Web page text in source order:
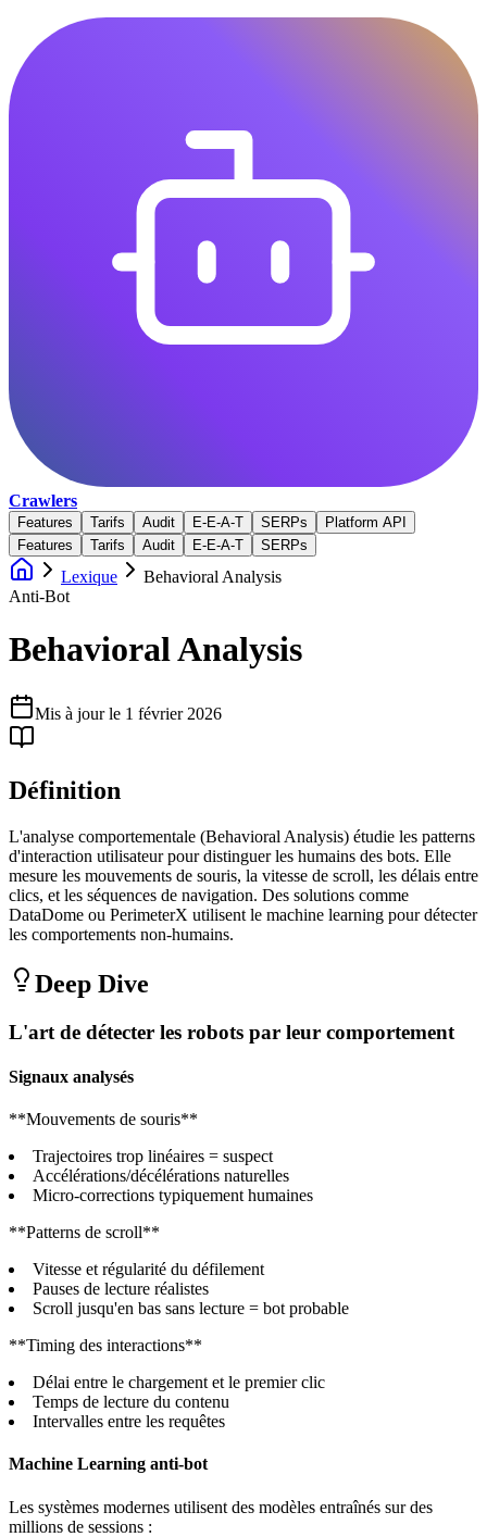
Crawlers
Features Tarifs Audit E-E-A-T SERPs
Platform API
Features
Tarifs Audit E-E-A-T SERPs
Lexique
Behavioral Analysis
Anti-Bot
Behavioral Analysis
Mis à jour le 1 février 2026
Définition
L'analyse comportementale (Behavioral Analysis) étudie les patterns
d'interaction utilisateur pour distinguer les humains des bots. Elle
mesure les mouvements de souris, la vitesse de scroll, les délais entre
clics, et les séquences de navigation. Des solutions comme
DataDome ou PerimeterX utilisent le machine learning pour détecter
les comportements non-humains.
Deep Dive
L'art de détecter les robots par leur comportement
Signaux analysés
**Mouvements de souris**
Trajectoires trop linéaires = suspect
Accélérations/décélérations naturelles
Micro-corrections typiquement humaines
**Patterns de scroll**
Vitesse et régularité du défilement
Pauses de lecture réalistes
Scroll jusqu'en bas sans lecture = bot probable
**Timing des interactions**
Délai entre le chargement et le premier clic
Temps de lecture du contenu
Intervalles entre les requêtes
Machine Learning anti-bot
Les systèmes modernes utilisent des modèles entraînés sur des
millions de sessions :